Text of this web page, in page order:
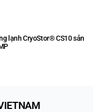
lạnh CryoStor® CS10 sản